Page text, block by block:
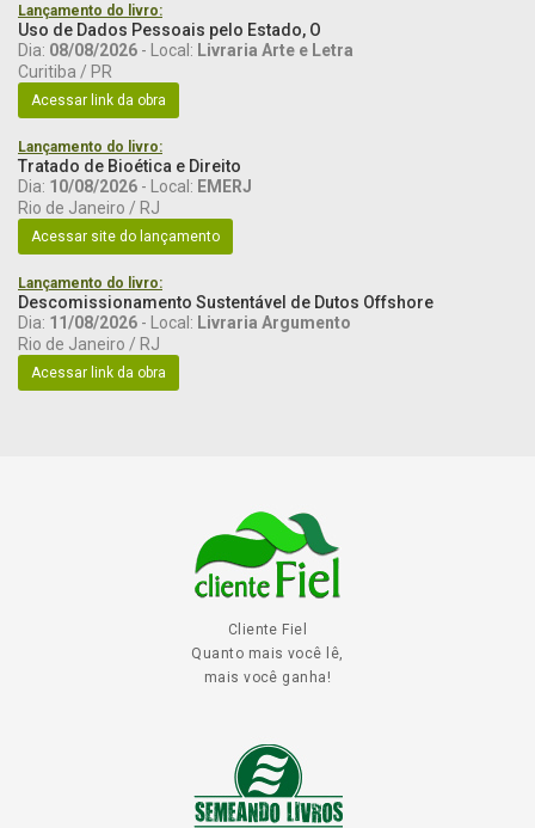
Lançamento do livro:
Uso de Dados Pessoais pelo Estado, O
Dia: 08/08/2026 - Local: Livraria Arte e Letra
Curitiba / PR
Acessar link da obra
Lançamento do livro:
Tratado de Bioética e Direito
Dia: 10/08/2026 - Local: EMERJ
Rio de Janeiro / RJ
Acessar site do lançamento
Lançamento do livro:
Descomissionamento Sustentável de Dutos Offshore
Dia: 11/08/2026 - Local: Livraria Argumento
Rio de Janeiro / RJ
Acessar link da obra
Cliente Fiel
Quanto mais você lê,
mais você ganha!